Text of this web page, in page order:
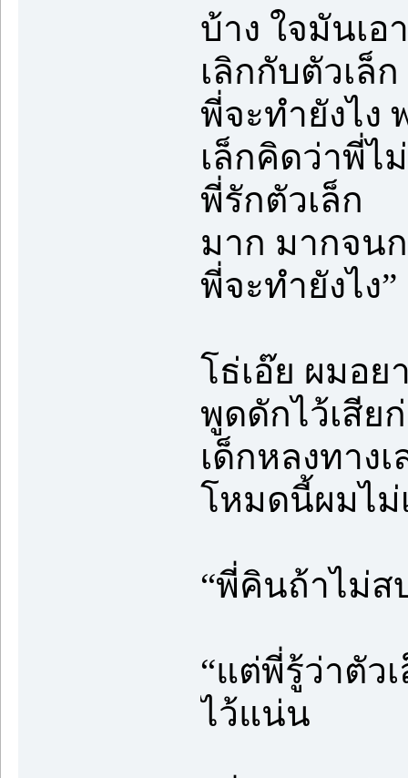
บ้าง ใจมันเ
เลิกกับตัวเล็ก
พี่จะทำยังไง
เล็กคิดว่าพี่ไ
พี่รักตัวเล็ก
มาก มากจน
พี่จะทำยังไง”
โธ่เอ๊ย ผมอ
พูดดักไว้เสีย
เด็กหลงทางเ
โหมดนี้ผมไม่
“พี่คินถ้าไม่ส
“แต่พี่รู้ว่าตัว
ไว้แน่น